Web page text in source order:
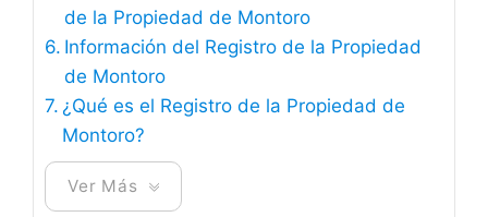
de la Propiedad de Montoro
Información del Registro de la Propiedad
de Montoro
¿Qué es el Registro de la Propiedad de
Montoro?
Ver Más